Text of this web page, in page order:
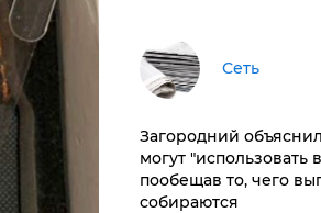
Сеть
Загородний
могут "использовать
пообещав то, чего
собираются